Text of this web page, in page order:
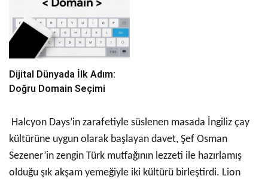
Dijital Dünyada İlk Adım:
Doğru Domain Seçimi
Halcyon Days’in zarafetiyle süslenen masada İngiliz çay
kültürüne uygun olarak başlayan davet, Şef Osman
Sezener’in zengin Türk mutfağının lezzeti ile hazırlamış
olduğu şık akşam yemeğiyle iki kültürü birleştirdi. Lion